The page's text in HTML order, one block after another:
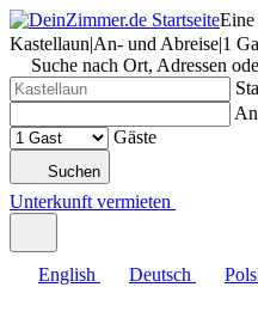
Kastellaun|An- und Abreise|1
Suche nach Ort, Adressen
Gäste
Suchen
Unterkunft vermieten
English Deutsch